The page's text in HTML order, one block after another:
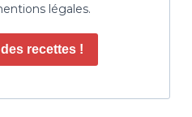
légales.
recettes !